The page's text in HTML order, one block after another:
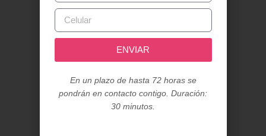
ENVIAR
En un plazo de hasta 72 horas se
pondrán en contacto contigo. Duración:
30 minutos.